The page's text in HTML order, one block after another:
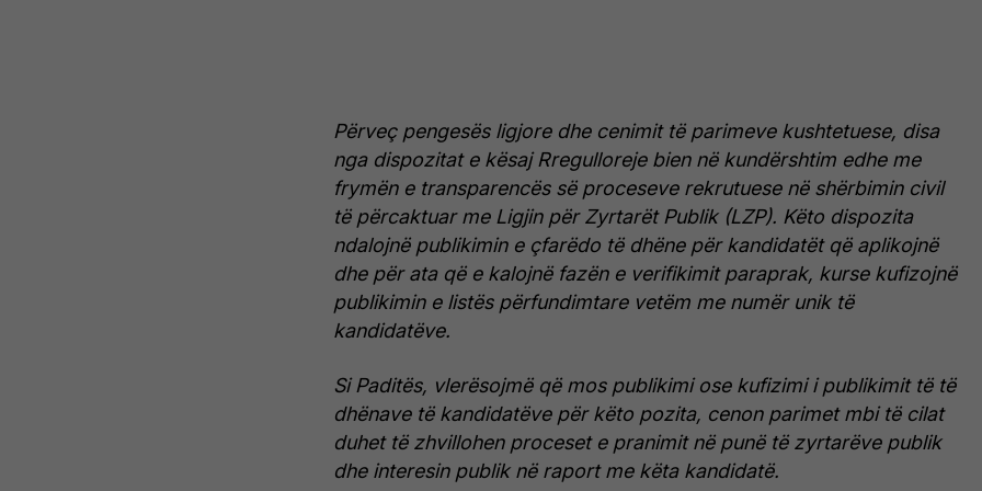
Përveç pengesës ligjore dhe cenimit të parimeve kushtetuese, disa
nga dispozitat e kësaj Rregulloreje bien në kundërshtim edhe me
frymën e transparencës së proceseve rekrutuese në shërbimin civil
të përcaktuar me Ligjin për Zyrtarët Publik (LZP). Këto dispozita
ndalojnë publikimin e çfarëdo të dhëne për kandidatët që aplikojnë
dhe për ata që e kalojnë fazën e verifikimit paraprak, kurse kufizojnë
publikimin e listës përfundimtare vetëm me numër unik të
kandidatëve.
Si Paditës, vlerësojmë që mos publikimi ose kufizimi i publikimit të të
dhënave të kandidatëve për këto pozita, cenon parimet mbi të cilat
duhet të zhvillohen proceset e pranimit në punë të zyrtarëve publik
dhe interesin publik në raport me këta kandidatë.